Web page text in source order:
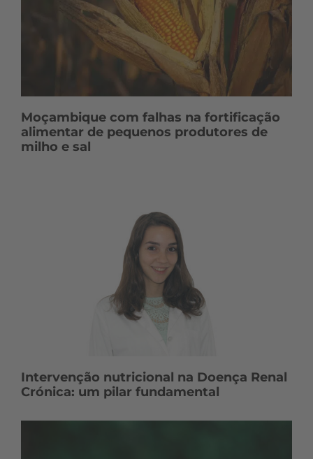
Moçambique com falhas na fortificação
alimentar de pequenos produtores de
milho e sal
Intervenção nutricional na Doença Renal
Crónica: um pilar fundamental